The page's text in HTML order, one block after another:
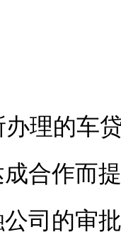
理的车
合作而
司的审